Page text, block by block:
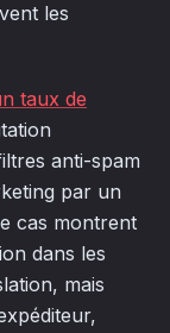
les
taux de
anti-spam
par un
cas montrent
dans les
mais